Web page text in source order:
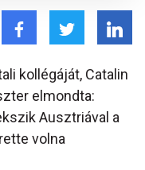
kollégáját, Catalin
elmondta:
Ausztriával a
volna